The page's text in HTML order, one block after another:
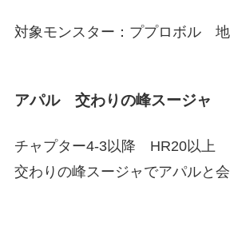
対象モンスター：ププロボル
アパル 交わりの峰スージャ
チャプター4-3以降 HR20以上
交わりの峰スージャでアパルと